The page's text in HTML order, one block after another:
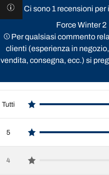
Ci sono 1 recensioni per
Force Winter 2
Per qualsiasi commento
clienti (esperienza in
vendita, consegna, ecc.) si
Tutti
star reviews
5
star reviews
4
star reviews